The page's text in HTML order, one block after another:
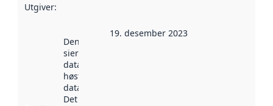
Utgiver:
Denne datoen
sier når
datasettet ble
høstet av
data.norge.no.
Det kan ha
19. desember 2023